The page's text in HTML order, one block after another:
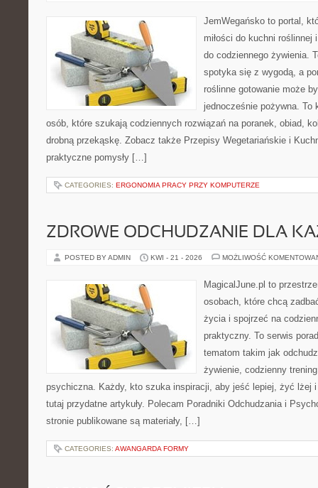
JemWegańsko to portal,
miłości do kuchni
do codziennego żywienia.
spotyka się z wygodą, a
roślinne gotowanie może
jednocześnie pożywna. To
osób, które szukają codziennych rozwiązań na poranek, obiad,
drobną przekąskę. Zobacz także Przepisy Wegetariańskie i
praktyczne pomysły […]
CATEGORIES: ERGONOMIA PRACY PRZY KOMPUTERZE
ZDROWE ODCHUDZANIE DLA
POSTED BY ADMIN KWI - 21 - 2026 MOŻLIWOŚĆ
MagicalJune.pl to
osobach, które chcą
życia i spojrzeć na
praktyczny. To serwis
tematom takim jak
żywienie, codzienny
psychiczna. Każdy, kto szuka inspiracji, aby jeść lepiej, żyć lżej
tutaj przydatne artykuły. Polecam Poradniki Odchudzania i
stronie publikowane są materiały, […]
CATEGORIES: AWANGARDA FORMY